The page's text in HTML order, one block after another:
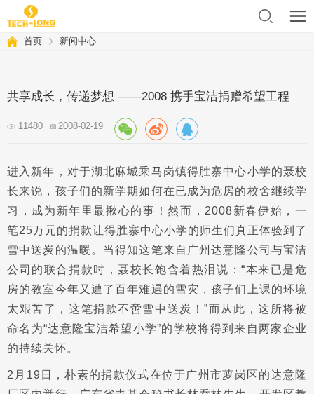
首页 新闻中心
共享成长，传递梦想 ——2008 携手宝洁捐赠希望工程
11480 2008-02-19
进入新年，对于湖北麻城乘马岗镇得胜寨中心小学的聂校
长来说，孩子们的新学期如何在已成为危房的校舍继续学
习，成为新年里最揪心的事！然而，2008新春伊始，一
笔25万元的捐款让得胜寨中心小学的师生们真正体验到了
雪中送炭的温暖。当得知这笔来自广州达意隆公司与宝洁
公司的联合捐款时，聂校长饱含着热泪说：“本来已是危
房的教室今年又遭了百年难遇的雪灾，孩子们上课的环境
太艰苦了，这笔捐款不啻雪中送炭！”而从此，这所将被
命名为“达意隆宝洁希望小学”的学校将得到来自两家企业
的持续关怀。
2月19日，朴素的捐款仪式在位于广州市萝岗区的达意隆